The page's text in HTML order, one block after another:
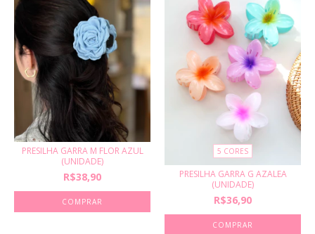
PRESILHA GARRA M FLOR AZUL
(UNIDADE)
R$38,90
5 CORES
PRESILHA GARRA G AZALEA
(UNIDADE)
R$36,90
COMPRAR